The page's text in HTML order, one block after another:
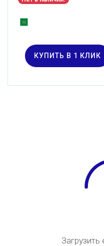
КУПИТЬ В 1 КЛИК